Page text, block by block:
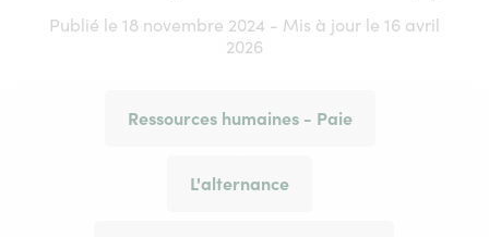
Publié le 18 novembre 2024 - Mis à jour le 16 avril
2026
Ressources humaines - Paie
L'alternance